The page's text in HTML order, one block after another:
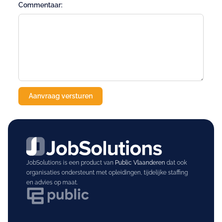
Commentaar:
JobSolutions is een product van Public Vlaanderendat ook
organisaties ondersteunt met opleidingen, tijdelijke staffing
en advies op maat.